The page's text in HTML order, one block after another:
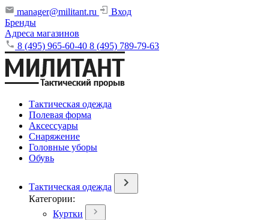
manager@militant.ru
Вход
Бренды
Адреса магазинов
8 (495) 965-60-40 8 (495) 789-79-63
Тактическая одежда
Полевая форма
Аксессуары
Снаряжение
Головные уборы
Обувь
Тактическая одежда
Категории:
Куртки